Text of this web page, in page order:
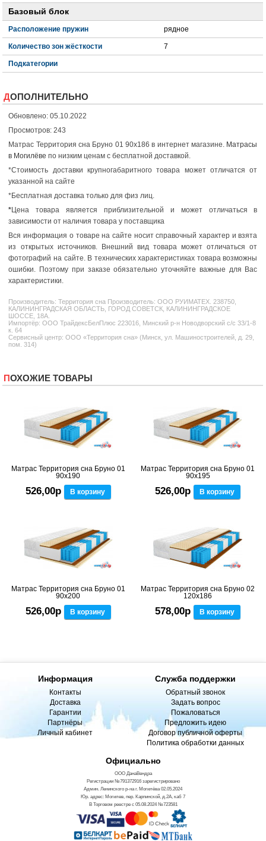
Базовый блок
Расположение пружин рядное
Количество зон жёсткости 7
Подкатегории
ДОПОЛНИТЕЛЬНО
Обновлено: 05.10.2022
Просмотров: 243
Матрас Территория сна Бруно 01 90x186 в интернет магазине. Матрасы
в Могилёве по низким ценам с бесплатной доставкой.
*Стоимость доставки крупногабаритного товара может отличатся от
указанной на сайте
*Бесплатная доставка только для физ лиц.
*Цена товара является приблизительной и может отличаться в
зависимости от наличия товара у поставщика
Вся информация о товаре на сайте носит справочный характер и взята
из открытых источников. Внешний вид товара может отличаться от
фотографий на сайте. В технических характеристиках товара возможны
ошибки. Поэтому при заказе обязательно уточняйте важные для Вас
характеристики.
Производитель:Территория сна Производитель: ООО РУИМАТЕХ. 238750,
КАЛИНИНГРАДСКАЯ ОБЛАСТЬ, ГОРОД СОВЕТСК, КАЛИНИНГРАДСКОЕ
ШОССЕ, 18А.
Импортёр: ООО ТрайдексБелПлюс 223016, Минский р-н Новодворский с/с 33/1-8
к. 64
Сервисный центр: ООО «Территория сна» (Минск, ул. Машиностроителей, д. 29,
пом. 314)
ПОХОЖИЕ ТОВАРЫ
Матрас Территория сна Бруно 01
90x190
526,00р В корзину
Матрас Территория сна Бруно 01
90x195
526,00р В корзину
Матрас Территория сна Бруно 01
90x200
526,00р В корзину
Матрас Территория сна Бруно 02
120x186
578,00р В корзину
Информация
Контакты
Доставка
Гарантии
Партнёры
Личный кабинет
Служба поддержки
Обратный звонок
Задать вопрос
Пожаловаться
Предложить идею
Договор публичной оферты
Политика обработки данных
Официально
ООО ДанаВендра
Регистрации №791372916 зарегистрировано
Админ. Ленинского р-на г. Могилёва 02.05.2024
Юр. адрес: Могилев, пер. Карпинской, д.2А, каб 7
В Торговом реестре с 05.08.2024 №723581